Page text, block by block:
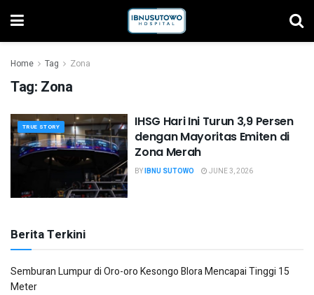
Home Tag Zona
Tag: Zona
TRUE STORY
IHSG Hari Ini Turun 3,9 Persen
dengan Mayoritas Emiten di
Zona Merah
BYIBNU SUTOWO JUNE 3, 2026
Berita Terkini
Semburan Lumpur di Oro-oro Kesongo Blora Mencapai Tinggi 15
Meter